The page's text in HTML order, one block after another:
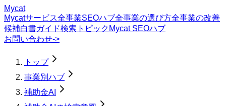
Mycat
Mycatサービス全事業SEOハブ全事業の選び方全事業の改善
候補白書ガイド検索トピック Mycat SEOハブ
お問い合わせ->
トップ
事業別ハブ
補助金AI